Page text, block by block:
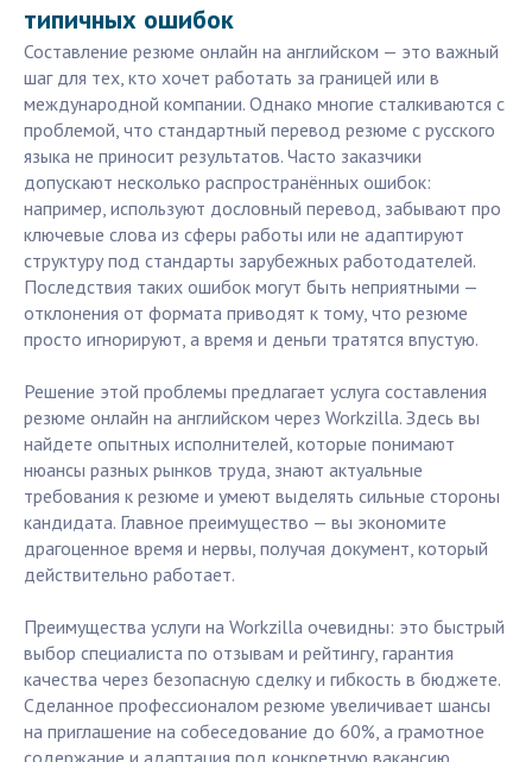
типичных ошибок
Составление резюме онлайн на английском — это важный
шаг для тех, кто хочет работать за границей или в
международной компании. Однако многие сталкиваются с
проблемой, что стандартный перевод резюме с русского
языка не приносит результатов. Часто заказчики
допускают несколько распространённых ошибок:
например, используют дословный перевод, забывают про
ключевые слова из сферы работы или не адаптируют
структуру под стандарты зарубежных работодателей.
Последствия таких ошибок могут быть неприятными —
отклонения от формата приводят к тому, что резюме
просто игнорируют, а время и деньги тратятся впустую.
Решение этой проблемы предлагает услуга составления
резюме онлайн на английском через Workzilla. Здесь вы
найдете опытных исполнителей, которые понимают
нюансы разных рынков труда, знают актуальные
требования к резюме и умеют выделять сильные стороны
кандидата. Главное преимущество — вы экономите
драгоценное время и нервы, получая документ, который
действительно работает.
Преимущества услуги на Workzilla очевидны: это быстрый
выбор специалиста по отзывам и рейтингу, гарантия
качества через безопасную сделку и гибкость в бюджете.
Сделанное профессионалом резюме увеличивает шансы
на приглашение на собеседование до 60%, а грамотное